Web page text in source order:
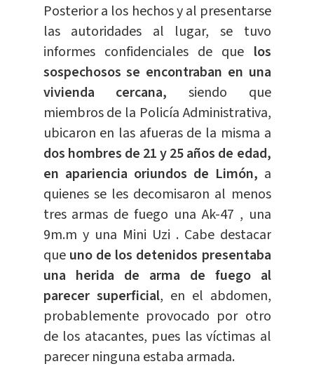
Posterior a los hechos y al presentarse
las autoridades al lugar, se tuvo
informes confidenciales de que los
sospechosos se encontraban en una
vivienda cercana, siendo que
miembros de la Policía Administrativa,
ubicaron en las afueras de la misma a
dos hombres de 21 y 25 años de edad,
en apariencia oriundos de Limón, a
quienes se les decomisaron al menos
tres armas de fuego una Ak-47 , una
9m.m y una Mini Uzi . Cabe destacar
que uno de los detenidos presentaba
una herida de arma de fuego al
parecer superficial, en el abdomen,
probablemente provocado por otro
de los atacantes, pues las víctimas al
parecer ninguna estaba armada.